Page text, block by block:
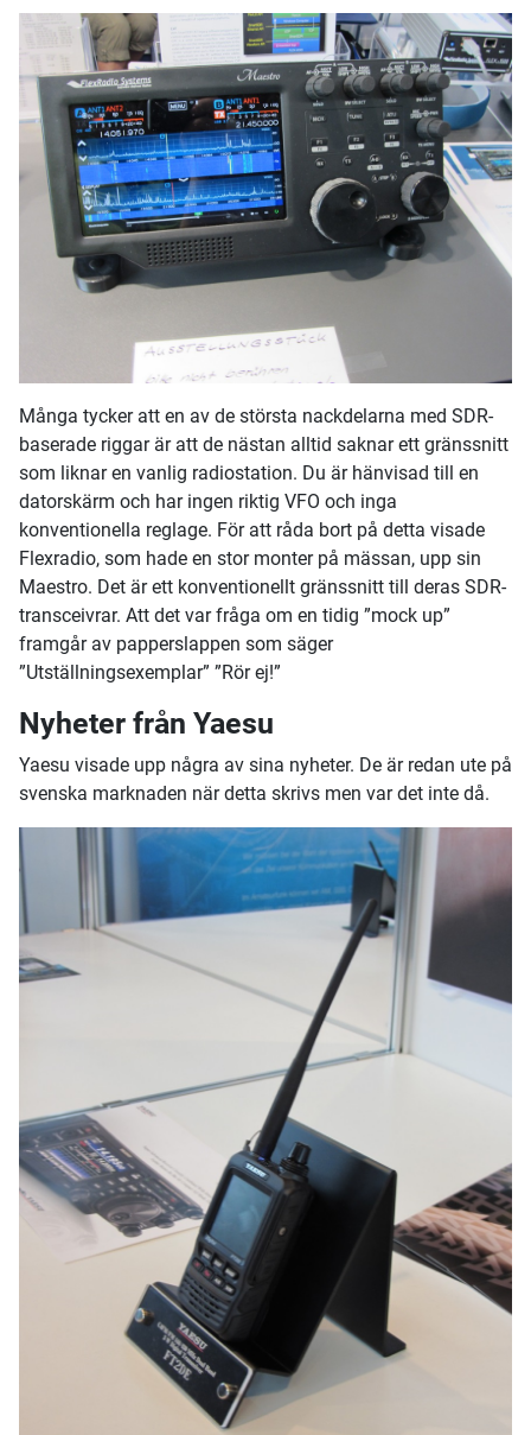
Många tycker att en av de största nackdelarna med SDR-
baserade riggar är att de nästan alltid saknar ett gränssnitt
som liknar en vanlig radiostation. Du är hänvisad till en
datorskärm och har ingen riktig VFO och inga
konventionella reglage. För att råda bort på detta visade
Flexradio, som hade en stor monter på mässan, upp sin
Maestro. Det är ett konventionellt gränssnitt till deras SDR-
transceivrar. Att det var fråga om en tidig ”mock up”
framgår av papperslappen som säger
”Utställningsexemplar” ”Rör ej!”
Nyheter från Yaesu
Yaesu visade upp några av sina nyheter. De är redan ute på
svenska marknaden när detta skrivs men var det inte då.